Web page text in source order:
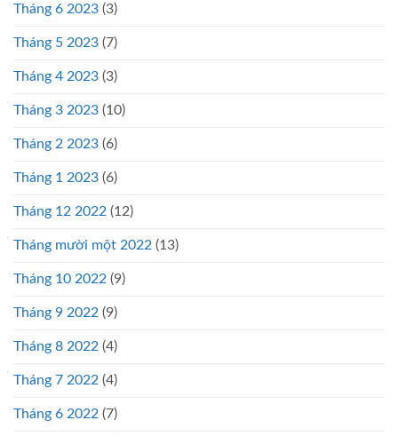
Tháng 6 2023 (3)
Tháng 5 2023 (7)
Tháng 4 2023 (3)
Tháng 3 2023 (10)
Tháng 2 2023 (6)
Tháng 1 2023 (6)
Tháng 12 2022 (12)
Tháng mười một 2022 (13)
Tháng 10 2022 (9)
Tháng 9 2022 (9)
Tháng 8 2022 (4)
Tháng 7 2022 (4)
Tháng 6 2022 (7)